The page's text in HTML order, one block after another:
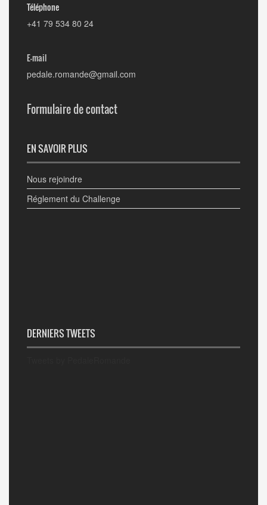
Téléphone
+41 79 534 80 24
E-mail
pedale.romande@gmail.com
Formulaire de contact
EN SAVOIR PLUS
Nous rejoindre
Réglement du Challenge
DERNIERS TWEETS